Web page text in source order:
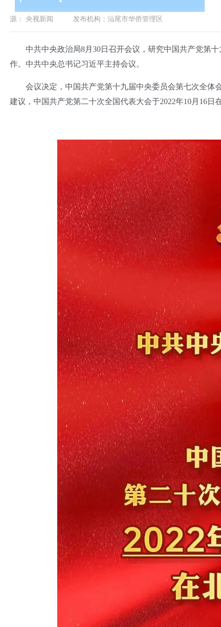
源： 央视新闻 发布机构： 汕尾市华侨管理区
中共中央政治局8月30日召开会议，研究中国共产党第十
作。中共中央总书记习近平主持会议。
会议决定，中国共产党第十九届中央委员会第七次全体
建议，中国共产党第二十次全国代表大会于2022年10月16日